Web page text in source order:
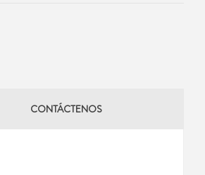
CONTÁCTENOS